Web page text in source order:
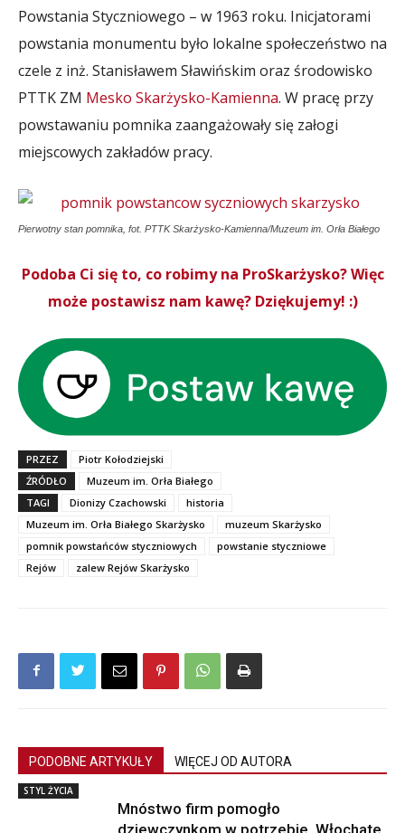
Powstania Styczniowego – w 1963 roku. Inicjatorami
powstania monumentu było lokalne społeczeństwo na
czele z inż. Stanisławem Sławińskim oraz środowisko
PTTK ZM Mesko Skarżysko-Kamienna. W pracę przy
powstawaniu pomnika zaangażowały się załogi
miejscowych zakładów pracy.
Pierwotny stan pomnika, fot. PTTK Skarżysko-Kamienna/Muzeum im. Orła Białego
Podoba Ci się to, co robimy na ProSkarżysko? Więc
może postawisz nam kawę? Dziękujemy! :)
PRZEZ
Piotr Kołodziejski
ŹRÓDŁO
Muzeum im. Orła Białego
TAGI
Dionizy Czachowski
historia
Muzeum im. Orła Białego Skarżysko
muzeum Skarżysko
pomnik powstańców styczniowych
powstanie styczniowe
Rejów
zalew Rejów Skarżysko
PODOBNE ARTYKUŁY WIĘCEJ OD AUTORA
STYL ŻYCIA
Mnóstwo firm pomogło
dziewczynkom w potrzebie. Włochate